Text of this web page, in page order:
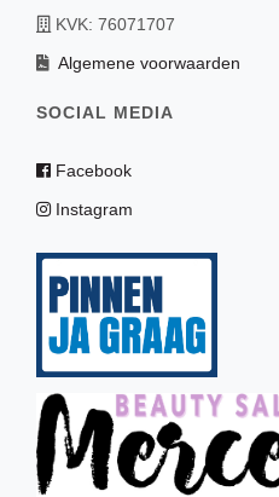
KVK: 76071707
Algemene voorwaarden
SOCIAL MEDIA
Facebook
Instagram